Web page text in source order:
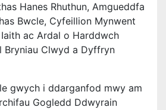
Hanes Rhuthun, Amgueddfa
Bwcle, Cyfeillion Mynwent
ac Ardal o Harddwch
Bryniau Clwyd a Dyffryn
gwych i ddarganfod mwy am
Gogledd Ddwyrain